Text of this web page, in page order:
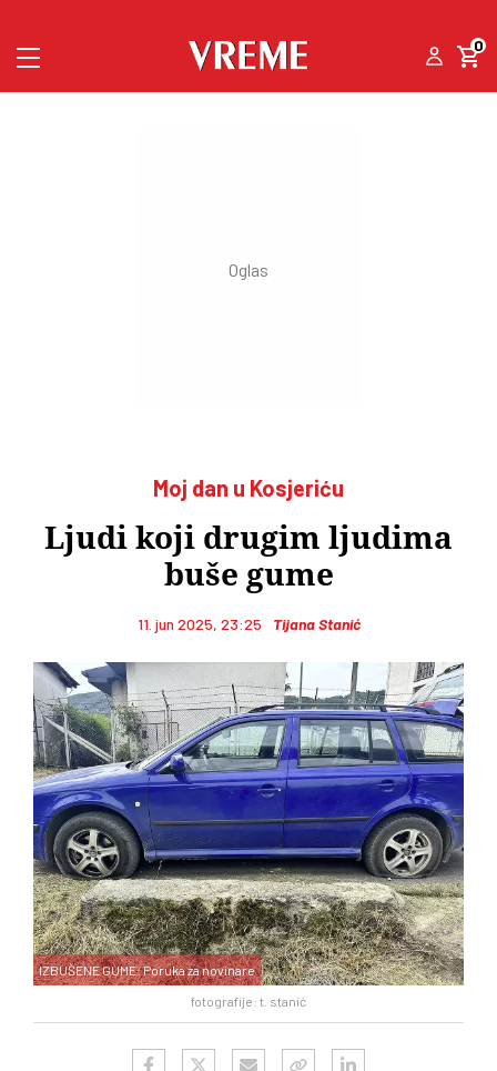
0
Moj dan u Kosjeriću
Ljudi koji drugim ljudima
buše gume
11. jun 2025, 23:25 Tijana Stanić
fotografije: t. stanić
IZBUŠENE GUME: Poruka za novinare